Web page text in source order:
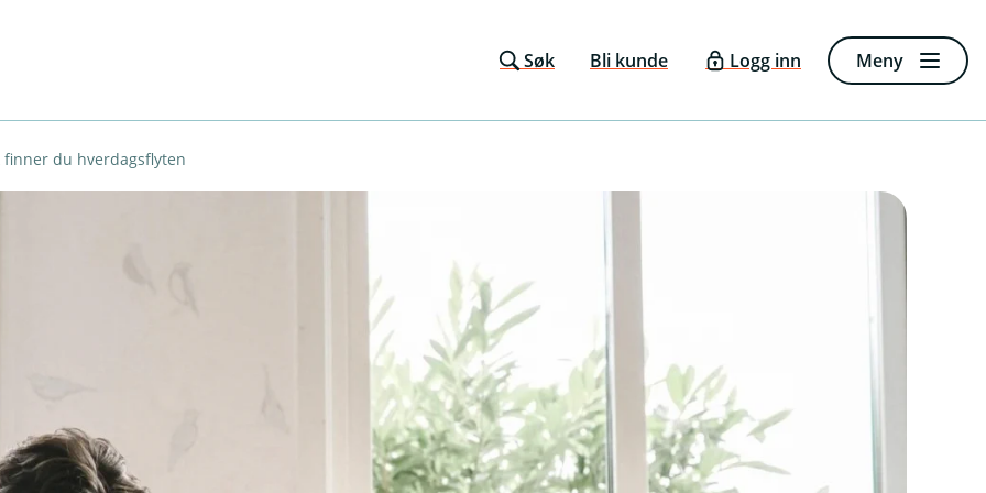
Søk Bli kunde Logg inn Meny
finner du hverdagsflyten